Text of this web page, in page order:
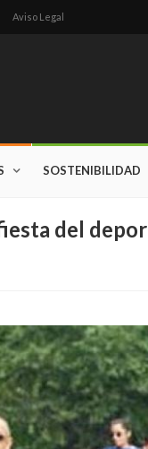
Aviso Legal
SOSTENIBILIDAD
del